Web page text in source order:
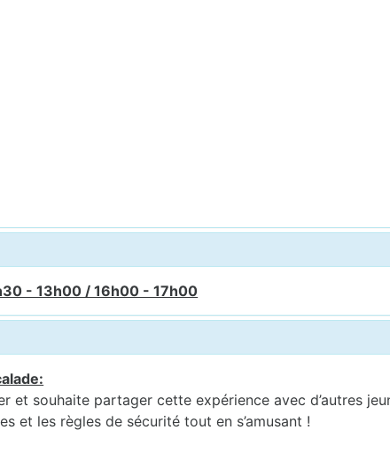
- 13h00 / 16h00 - 17h00
et souhaite partager cette expérience avec d’autres
et les règles de sécurité tout en s’amusant !